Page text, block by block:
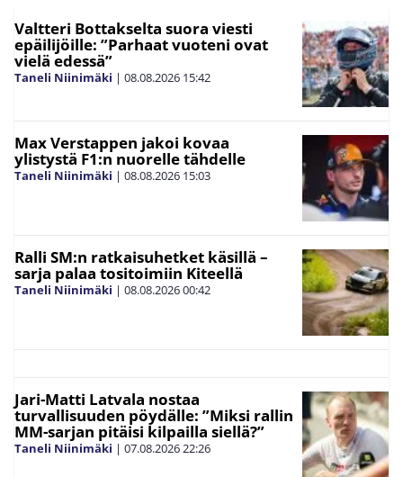
Valtteri Bottakselta suora viesti
epäilijöille: ”Parhaat vuoteni ovat
vielä edessä”
Taneli Niinimäki | 08.08.2026 15:42
Max Verstappen jakoi kovaa
ylistystä F1:n nuorelle tähdelle
Taneli Niinimäki | 08.08.2026 15:03
Ralli SM:n ratkaisuhetket käsillä –
sarja palaa tositoimiin Kiteellä
Taneli Niinimäki | 08.08.202600:42
Jari-Matti Latvala nostaa
turvallisuuden pöydälle: ”Miksi rallin
MM-sarjan pitäisi kilpailla siellä?”
Taneli Niinimäki | 07.08.202622:26